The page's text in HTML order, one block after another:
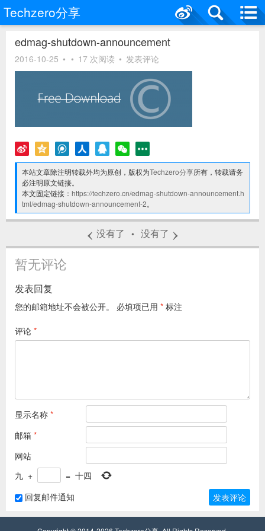
Techzero分享
edmag-shutdown-announcement
2016-10-25 • • 17 次阅读 • 发表评论
本站文章除注明转载外均为原创，版权为Techzero分享所有，转载请务
必注明原文链接。
本文固定链接：https://techzero.cn/edmag-shutdown-announcement.h
tml/edmag-shutdown-announcement-2。
‹ 没有了 • 没有了 ›
暂无评论
发表回复
您的邮箱地址不会被公开。 必填项已用 * 标注
评论 *
显示名称 *
邮箱 *
网站
九 + = 十四
回复邮件通知